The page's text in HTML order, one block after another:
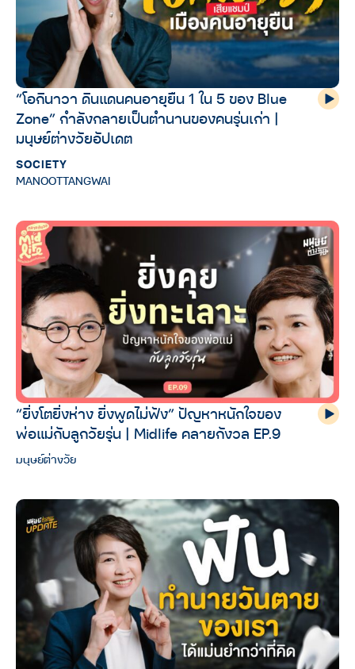
“โอกินาวา ดินแดนคนอายุยืน 1 ใน 5 ของ Blue
Zone” กำลังกลายเป็นตำนานของคนรุ่นเก่า |
มนุษย์ต่างวัยอัปเดต
SOCIETY
MANOOTTANGWAI
“ยิ่งโตยิ่งห่าง ยิ่งพูดไม่ฟัง” ปัญหาหนักใจของ
พ่อแม่กับลูกวัยรุ่น | Midlife คลายกังวล EP.9
มนุษย์ต่างวัย